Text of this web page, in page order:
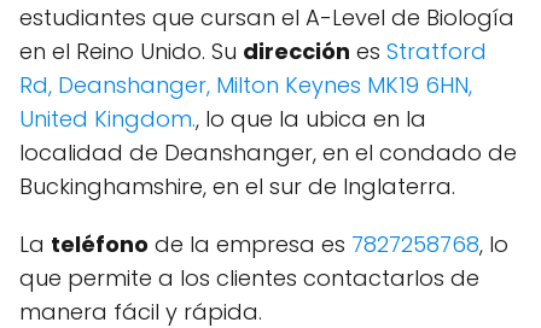
estudiantes que cursan el A-Level de Biología
en el Reino Unido. Su dirección es Stratford
Rd, Deanshanger, Milton Keynes MK19 6HN,
United Kingdom., lo que la ubica en la
localidad de Deanshanger, en el condado de
Buckinghamshire, en el sur de Inglaterra.
La teléfono de la empresa es 7827258768, lo
que permite a los clientes contactarlos de
manera fácil y rápida.